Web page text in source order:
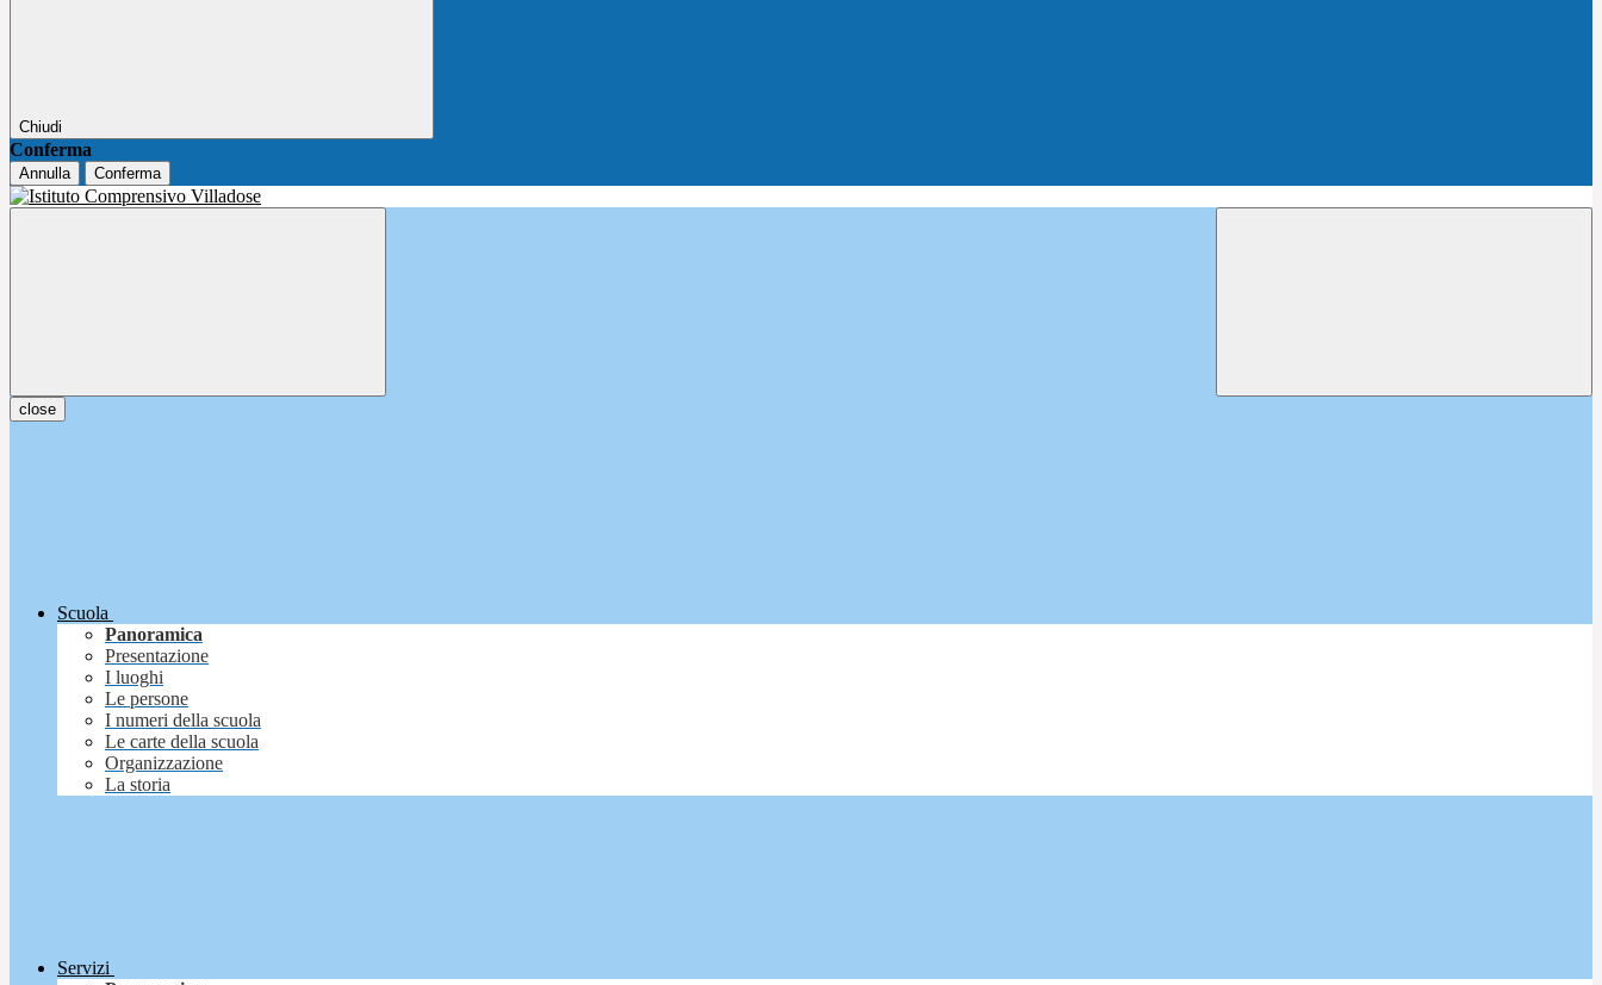
Chiudi
Conferma
Annulla Conferma
close
Scuola
Panoramica
Presentazione
I luoghi
Le persone
I numeri della scuola
Le carte della scuola
Organizzazione
La storia
Servizi